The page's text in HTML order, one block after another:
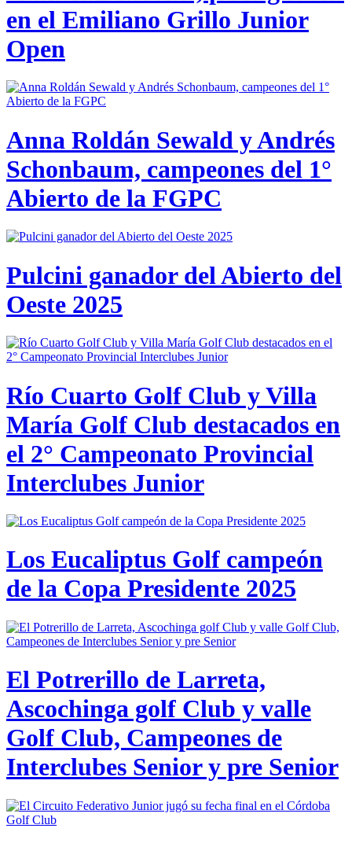
en el Emiliano Grillo Junior
Open
Anna Roldán Sewald y Andrés
Schonbaum, campeones del 1°
Abierto de la FGPC
Pulcini ganador del Abierto del
Oeste 2025
Río Cuarto Golf Club y Villa
María Golf Club destacados en
el 2° Campeonato Provincial
Interclubes Junior
Los Eucaliptus Golf campeón
de la Copa Presidente 2025
El Potrerillo de Larreta,
Ascochinga golf Club y valle
Golf Club, Campeones de
Interclubes Senior y pre Senior